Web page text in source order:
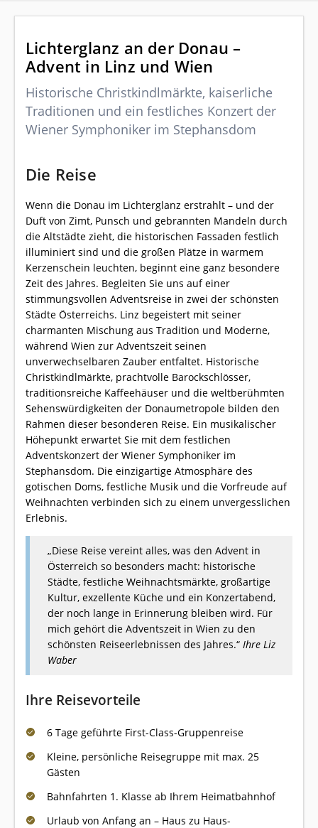
Lichterglanz an der Donau –
Advent in Linz und Wien
Historische Christkindlmärkte, kaiserliche
Traditionen und ein festliches Konzert der
Wiener Symphoniker im Stephansdom
Die Reise
Wenn die Donau im Lichterglanz erstrahlt – und der
Duft von Zimt, Punsch und gebrannten Mandeln durch
die Altstädte zieht, die historischen Fassaden festlich
illuminiert sind und die großen Plätze in warmem
Kerzenschein leuchten, beginnt eine ganz besondere
Zeit des Jahres. Begleiten Sie uns auf einer
stimmungsvollen Adventsreise in zwei der schönsten
Städte Österreichs. Linz begeistert mit seiner
charmanten Mischung aus Tradition und Moderne,
während Wien zur Adventszeit seinen
unverwechselbaren Zauber entfaltet. Historische
Christkindlmärkte, prachtvolle Barockschlösser,
traditionsreiche Kaffeehäuser und die weltberühmten
Sehenswürdigkeiten der Donaumetropole bilden den
Rahmen dieser besonderen Reise. Ein musikalischer
Höhepunkt erwartet Sie mit dem festlichen
Adventskonzert der Wiener Symphoniker im
Stephansdom. Die einzigartige Atmosphäre des
gotischen Doms, festliche Musik und die Vorfreude auf
Weihnachten verbinden sich zu einem unvergesslichen
Erlebnis.
„Diese Reise vereint alles, was den Advent in
Österreich so besonders macht: historische
Städte, festliche Weihnachtsmärkte, großartige
Kultur, exzellente Küche und ein Konzertabend,
der noch lange in Erinnerung bleiben wird. Für
mich gehört die Adventszeit in Wien zu den
schönsten Reiseerlebnissen des Jahres.“ Ihre Liz
Waber
Ihre Reisevorteile
6 Tage geführte First-Class-Gruppenreise
Kleine, persönliche Reisegruppe mit max. 25
Gästen
Bahnfahrten 1. Klasse ab Ihrem Heimatbahnhof
Urlaub von Anfang an – Haus zu Haus-